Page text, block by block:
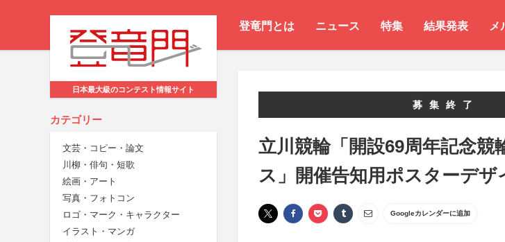
登竜門とは ニュース 特集 結果発表 メ
日本最大級のコンテスト情報サイト
カテゴリー
文芸・コピー・論文
川柳・俳句・短歌
絵画・アート
写真・フォトコン
ロゴ・マーク・キャラクター
イラスト・マンガ
募集終了
立川競輪「開設69周年記念競
ス」開催告知用ポスターデザ
Googleカレンダーに追加